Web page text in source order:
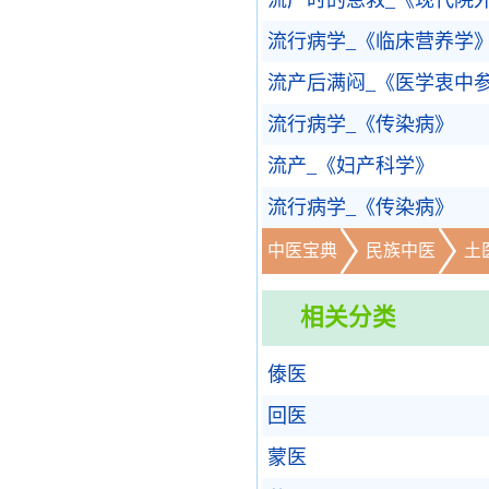
流行病学_《临床营养学》
流产后满闷_《医学衷中
流行病学_《传染病》
流产_《妇产科学》
流行病学_《传染病》
中医宝典 民族中医 土
相关分类
傣医
回医
蒙医